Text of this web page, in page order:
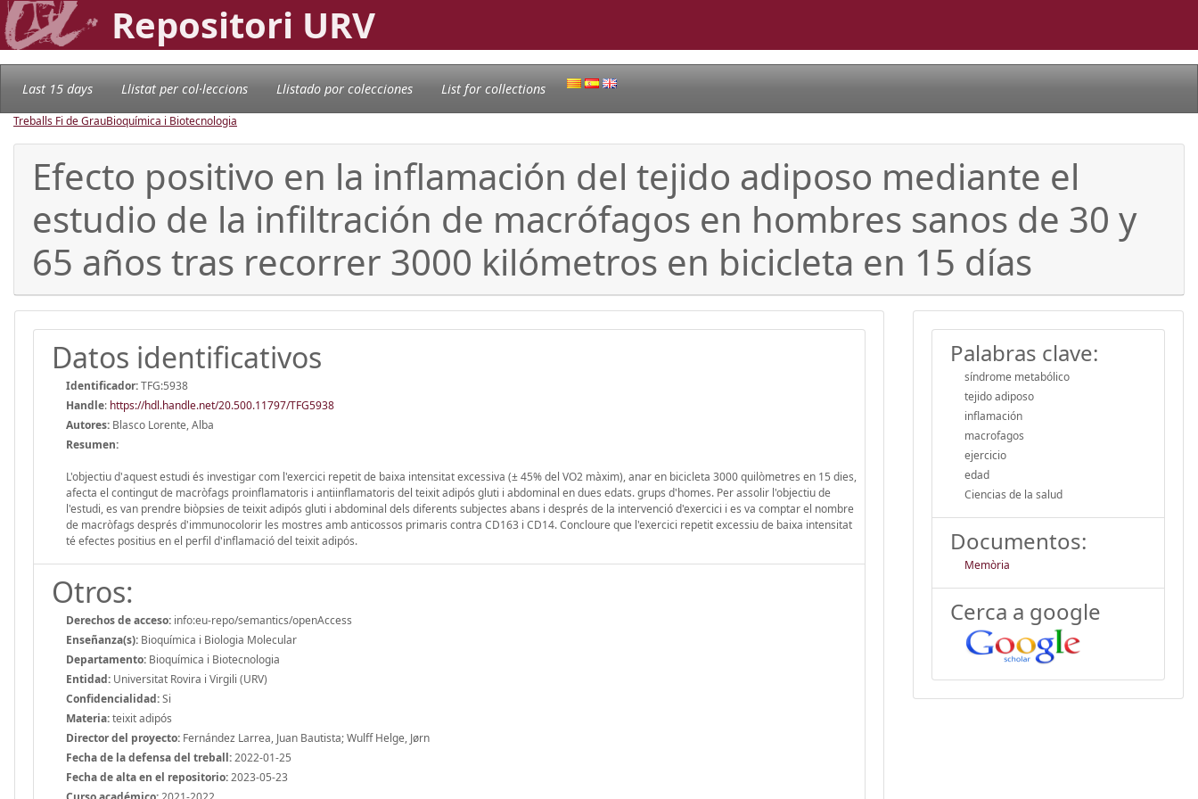
Repositori URV
Last 15 days Llistat per col·leccions Llistado por colecciones List for collections
Treballs Fi de GrauBioquímica i Biotecnologia
Efecto positivo en la inflamación del tejido adiposo mediante el
estudio de la infiltración de macrófagos en hombres sanos de 30 y
65 años tras recorrer 3000 kilómetros en bicicleta en 15 días
Datos identificativos
Identificador:TFG:5938
Handle: https://hdl.handle.net/20.500.11797/TFG5938
Autores: Blasco Lorente, Alba
Resumen:
L'objectiu d'aquest estudi és investigar com l'exercici repetit de baixa intensitat excessiva (± 45% del VO2 màxim), anar en bicicleta 3000 quilòmetres en 15 dies,
afecta el contingut de macròfags proinflamatoris i antiinflamatoris del teixit adipós gluti i abdominal en dues edats. grups d'homes. Per assolir l'objectiu de
l'estudi, es van prendre biòpsies de teixit adipós gluti i abdominal dels diferents subjectes abans i després de la intervenció d'exercici i es va comptar el nombre
de macròfags després d'immunocolorir les mostres amb anticossos primaris contra CD163 i CD14. Concloure que l'exercici repetit excessiu de baixa intensitat
té efectes positius en el perfil d'inflamació del teixit adipós.
Otros:
Derechos de acceso: info:eu-repo/semantics/openAccess
Enseñanza(s): Bioquímica i Biologia Molecular
Departamento: Bioquímica i Biotecnologia
Entidad: Universitat Rovira i Virgili (URV)
Confidencialidad:Si
Materia:teixit adipós
Director del proyecto: Fernández Larrea, Juan Bautista; Wulff Helge, Jørn
Fecha de la defensa del treball:2022-01-25
Fecha de alta en el repositorio:2023-05-23
Palabras clave:
síndrome metabólico
tejido adiposo
inflamación
macrofagos
ejercicio
edad
Ciencias de la salud
Documentos:
Memòria
Cerca a google